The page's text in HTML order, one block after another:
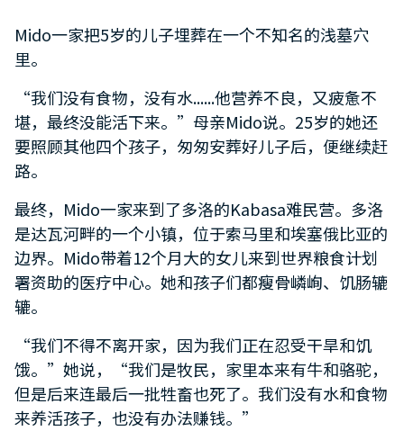
Mido一家把5岁的儿子埋葬在一个不知名的浅墓穴
里。
“我们没有食物，没有水......他营养不良，又疲惫不
堪，最终没能活下来。”母亲Mido说。25岁的她还
要照顾其他四个孩子，匆匆安葬好儿子后，便继续赶
路。
最终，Mido一家来到了多洛的Kabasa难民营。多洛
是达瓦河畔的一个小镇，位于索马里和埃塞俄比亚的
边界。Mido带着12个月大的女儿来到世界粮食计划
署资助的医疗中心。她和孩子们都瘦骨嶙峋、饥肠辘
辘。
“我们不得不离开家，因为我们正在忍受干旱和饥
饿。”她说，“我们是牧民，家里本来有牛和骆驼，
但是后来连最后一批牲畜也死了。我们没有水和食物
来养活孩子，也没有办法赚钱。”